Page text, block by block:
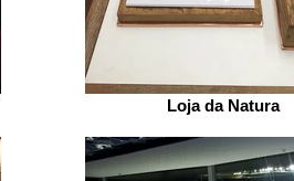
Loja da Natura